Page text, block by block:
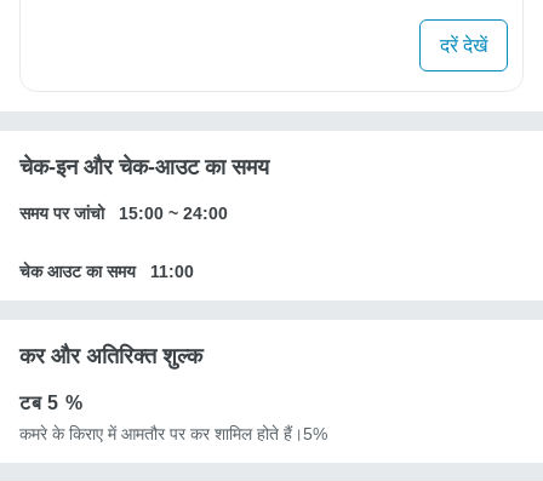
दरें देखें
चेक-इन और चेक-आउट का समय
समय पर जांचो 15:00 ~ 24:00
चेक आउट का समय 11:00
कर और अतिरिक्त शुल्क
टब5 %
कमरे के किराए में आमतौर पर कर शामिल होते हैं।5%